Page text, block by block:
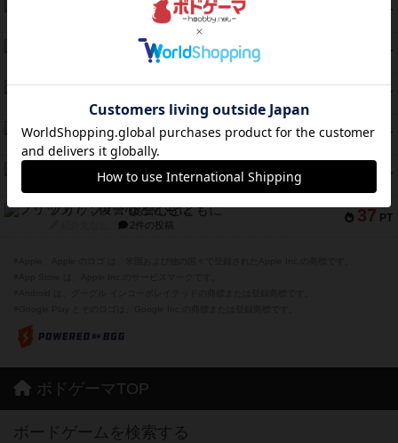
PT
クランク! ：冒険者たち（拡張）
4件の投稿
PT
1件の投稿
PT
スターマイン・ラミー ポケット
紹介文あり 2件の投稿
39 PT
海兵隊
紹介文あり 1件の投稿
PT
紹介文なし 1件の投稿
37 PT
フリップ７：復讐心とともに
2件の投稿
ボドゲーマTOP
ボードゲームを検索する